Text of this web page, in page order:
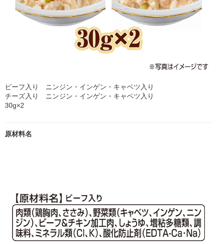
ビーフ入り ニンジン・インゲン・キャベツ入り
チーズ入り ニンジン・インゲン・キャベツ入り
30g×2
原材料名